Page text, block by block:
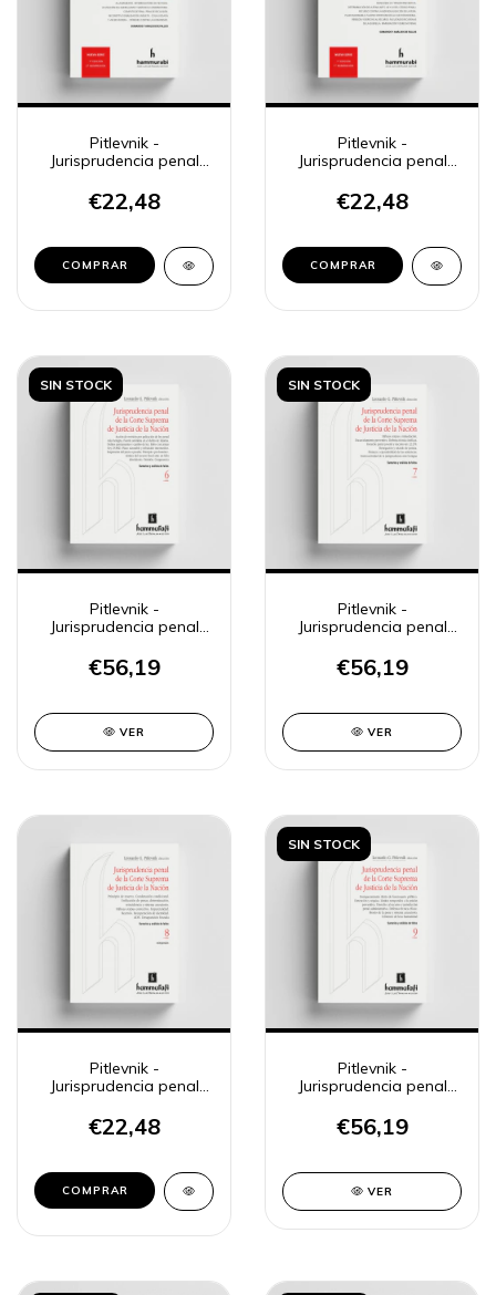
Pitlevnik -
Jurisprudencia penal
€22,48
COMPRAR
Pitlevnik -
Jurisprudencia penal
€22,48
COMPRAR
SIN STOCK
Pitlevnik -
Jurisprudencia penal
€56,19
VER
SIN STOCK
Pitlevnik -
Jurisprudencia penal
€56,19
VER
Pitlevnik -
Jurisprudencia penal
€22,48
COMPRAR
SIN STOCK
Pitlevnik -
Jurisprudencia penal
€56,19
VER